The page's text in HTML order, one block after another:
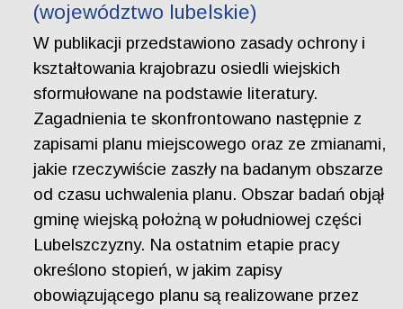
(województwo lubelskie)
W publikacji przedstawiono zasady ochrony i
kształtowania krajobrazu osiedli wiejskich
sformułowane na podstawie literatury.
Zagadnienia te skonfrontowano następnie z
zapisami planu miejscowego oraz ze zmianami,
jakie rzeczywiście zaszły na badanym obszarze
od czasu uchwalenia planu. Obszar badań objął
gminę wiejską położną w południowej części
Lubelszczyzny. Na ostatnim etapie pracy
określono stopień, w jakim zapisy
obowiązującego planu są realizowane przez